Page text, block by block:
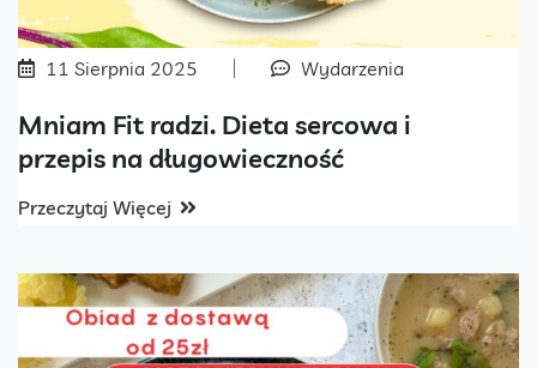
11 Sierpnia 2025 Wydarzenia
Mniam Fit radzi. Dieta sercowa i
przepis na długowieczność
Przeczytaj Więcej